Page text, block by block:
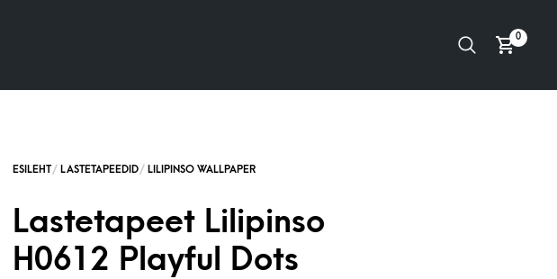
0
Lastetapeet Lilipinso
H0612 Playful Dots